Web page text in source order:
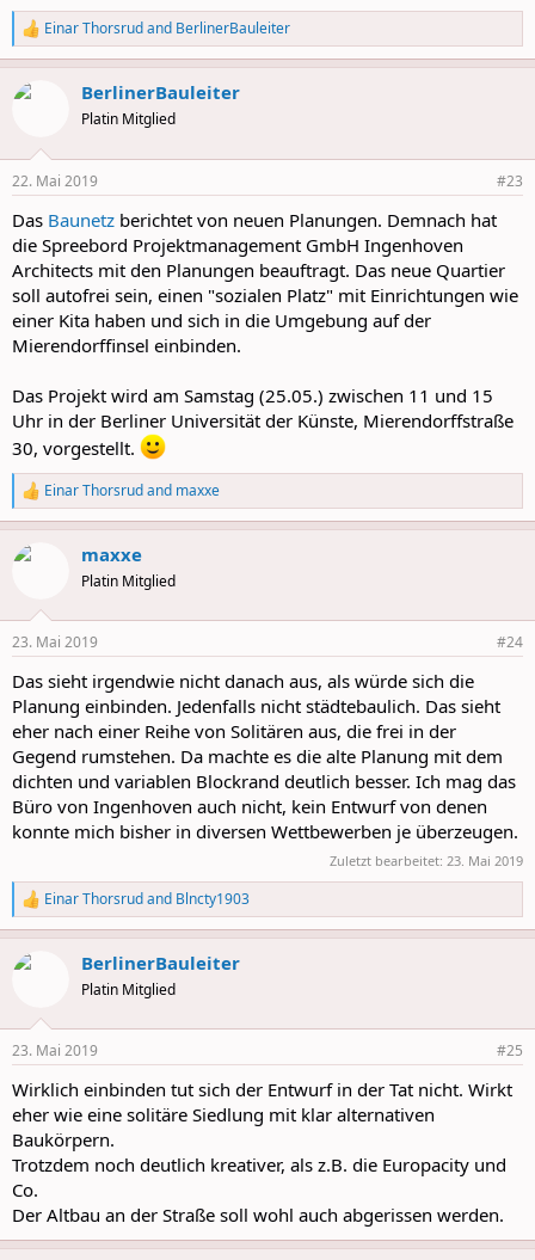
R
e
a
c
s
Einar Thorsrudand BerlinerBauleiter
BerlinerBauleiter
Platin Mitglied
22. Mai 2019 #23
Das Baunetz berichtet von neuen Planungen. Demnach hat
die Spreebord Projektmanagement GmbH Ingenhoven
Architects mit den Planungen beauftragt. Das neue Quartier
soll autofrei sein, einen "sozialen Platz" mit Einrichtungen wie
einer Kita haben und sich in die Umgebung auf der
Mierendorffinsel einbinden.
Das Projekt wird am Samstag (25.05.) zwischen 11 und 15
Uhr in der Berliner Universität der Künste, Mierendorffstraße
30, vorgestellt.
R
e
a
c
s
Einar Thorsrudand maxxe
maxxe
Platin Mitglied
23. Mai 2019 #24
Das sieht irgendwie nicht danach aus, als würde sich die
Planung einbinden. Jedenfalls nicht städtebaulich. Das sieht
eher nach einer Reihe von Solitären aus, die frei in der
Gegend rumstehen. Da machte es die alte Planung mit dem
dichten und variablen Blockrand deutlich besser. Ich mag das
Büro von Ingenhoven auch nicht, kein Entwurf von denen
konnte mich bisher in diversen Wettbewerben je überzeugen.
Zuletzt bearbeitet: 23. Mai 2019
R
e
a
c
s
Einar Thorsrudand Blncty1903
BerlinerBauleiter
Platin Mitglied
23. Mai 2019 #25
Wirklich einbinden tut sich der Entwurf in der Tat nicht. Wirkt
eher wie eine solitäre Siedlung mit klar alternativen
Baukörpern.
Trotzdem noch deutlich kreativer, als z.B. die Europacity und
Co.
Der Altbau an der Straße soll wohl auch abgerissen werden.